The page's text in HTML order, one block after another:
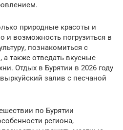
природные красоты и
и возможность погрузиться в
познакомиться с
также отведать вкусные
Отдых в Бурятии в 2026 году
залив с песчаной
по Бурятии
региона,